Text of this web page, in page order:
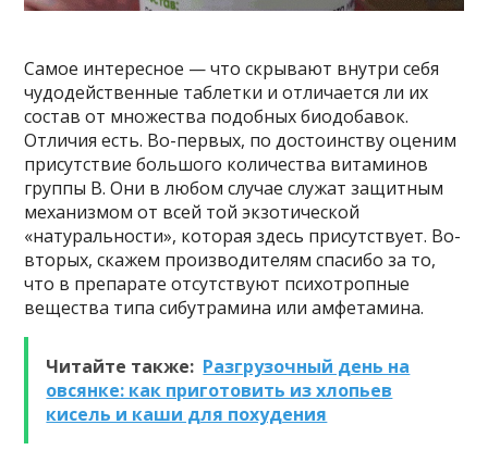
Самое интересное — что скрывают внутри себя
чудодейственные таблетки и отличается ли их
состав от множества подобных биодобавок.
Отличия есть. Во-первых, по достоинству оценим
присутствие большого количества витаминов
группы В. Они в любом случае служат защитным
механизмом от всей той экзотической
«натуральности», которая здесь присутствует. Во-
вторых, скажем производителям спасибо за то,
что в препарате отсутствуют психотропные
вещества типа сибутрамина или амфетамина.
Читайте также: Разгрузочный день на
овсянке: как приготовить из хлопьев
кисель и каши для похудения